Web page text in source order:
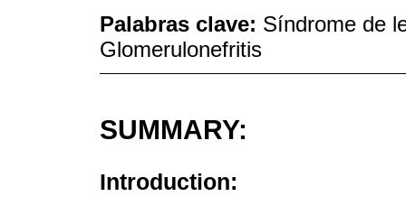
Palabras clave: Síndrome de
Glomerulonefritis
SUMMARY:
Introduction: